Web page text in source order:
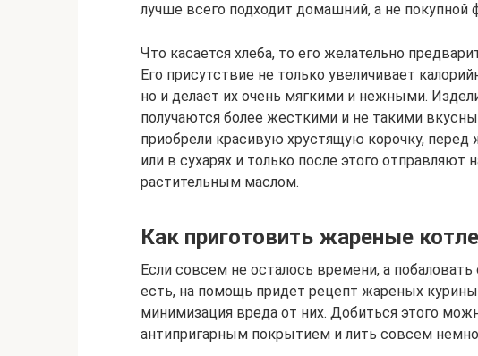
лучше всего подходит домашний, а не покупной
Что касается хлеба, то его желательно
Его присутствие не только увеличивает
но и делает их очень мягкими и нежными.
получаются более жесткими и не такими
приобрели красивую хрустящую корочку,
или в сухарях и только после этого
растительным маслом.
Как приготовить жареные
Если совсем не осталось времени, а
есть, на помощь придет рецепт жареных
минимизация вреда от них. Добиться этого
антипригарным покрытием и лить совсем